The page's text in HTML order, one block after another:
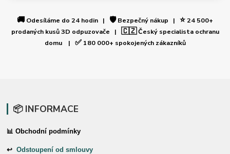
🚚 Odesíláme do 24 hodin | 🛡️Bezpečný nákup | ⭐24 500+
prodaných kusů 3D odpuzovače | 🇨🇿Český specialista ochranu
domu | ✅180 000+ spokojených zákazníků
📦 INFORMACE
📊 Obchodní podmínky
↩Odstoupení od smlouvy